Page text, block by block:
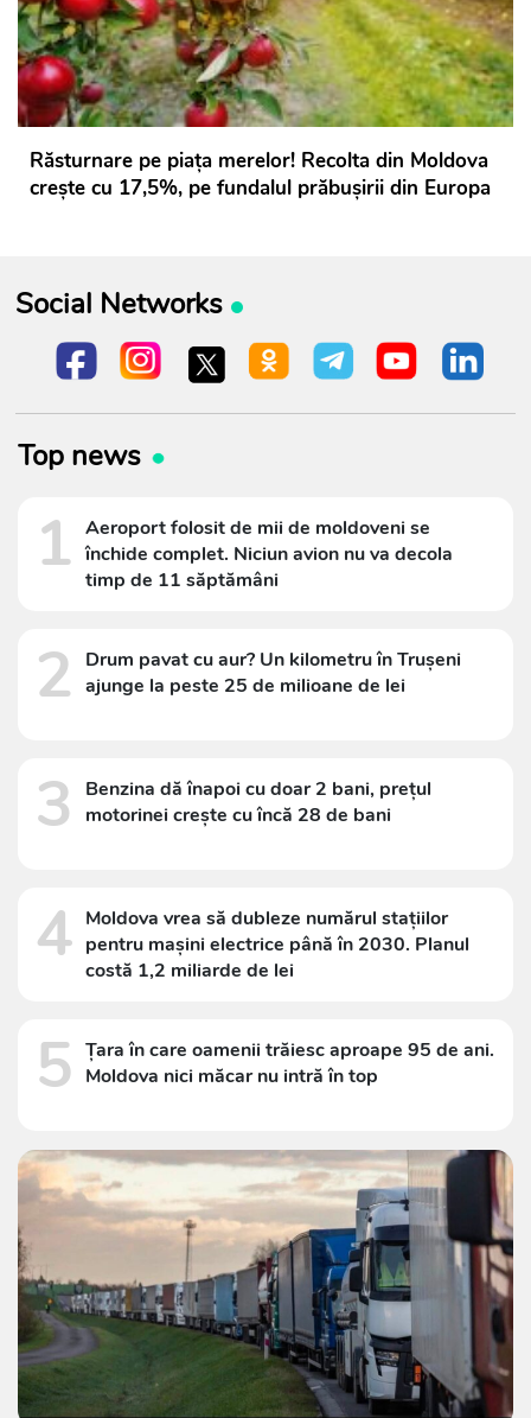
Răsturnare pe piața merelor! Recolta din Moldova
crește cu 17,5%, pe fundalul prăbușirii din Europa
Social Networks
Top news
1 Aeroport folosit de mii de moldoveni se
închide complet. Niciun avion nu va decola
timp de 11 săptămâni
2
Drum pavat cu aur? Un kilometru în Trușeni
ajunge la peste 25 de milioane de lei
3
Benzina dă înapoi cu doar 2 bani, prețul
motorinei crește cu încă 28 de bani
4 Moldova vrea să dubleze numărul stațiilor
pentru mașini electrice până în 2030. Planul
costă 1,2 miliarde de lei
5 Țara în care oamenii trăiesc aproape 95 de ani.
Moldova nici măcar nu intră în top